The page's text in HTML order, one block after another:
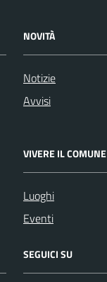
NOVITÀ
Notizie
Avvisi
VIVERE IL COMUNE
Luoghi
Eventi
SEGUICI SU